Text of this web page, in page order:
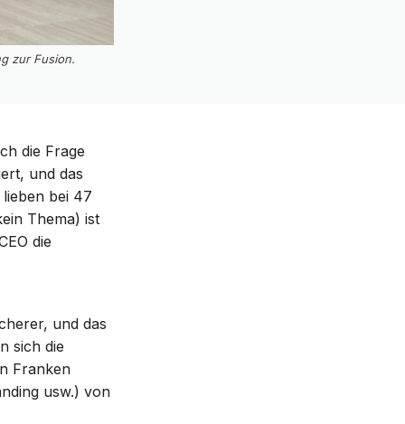
zur Fusion.
die Frage
und das
bei 47
Thema) ist
die
und das
sich die
Franken
usw.) von